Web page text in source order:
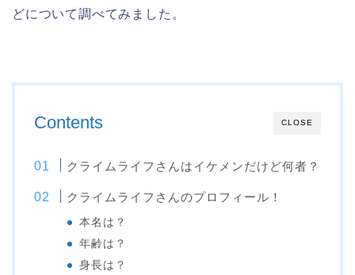
どについて調べてみました。
CLOSE
Contents
クライムライフさんはイケメンだけど何者？
クライムライフさんのプロフィール！
本名は？
年齢は？
身長は？